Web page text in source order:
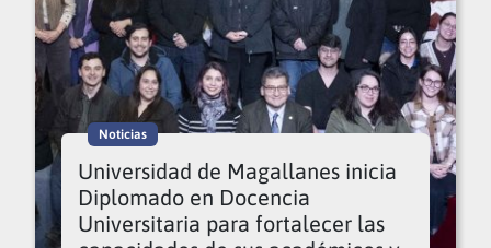
Noticias
Universidad de Magallanes inicia
Diplomado en Docencia
Universitaria para fortalecer las